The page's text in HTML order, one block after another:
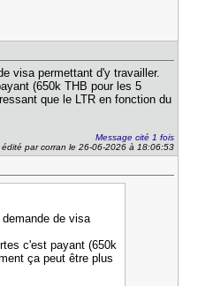
visa permettant d'y travailler.
(650k THB pour les 5
que le LTR en fonction du
Message cité 1 fois
édité par corran le 26-06-2026 à 18:06:53
de visa
c'est payant (650k
ça peut être plus